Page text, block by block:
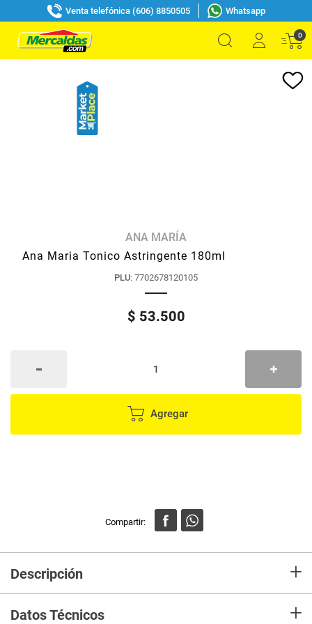
Venta telefónica (606) 8850505 Whatsapp
0
ANA MARÍA
Ana Maria Tonico Astringente 180ml
PLU: 7702678120105
$ 53.500
Agregar
Descripción +
normaliza los poros, manteniendo el nivel óptimo de hidratación.
Enriquecido con ácido oleanólico (extraído de la hoja del olivo) y NDGA
Datos Técnicos +